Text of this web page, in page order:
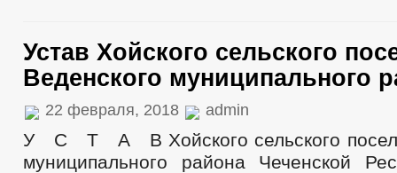
Устав Хойского сельского
Веденского муниципального
22 февраля, 2018 admin
У С Т А В Хойского сельского
муниципального района Чеченской